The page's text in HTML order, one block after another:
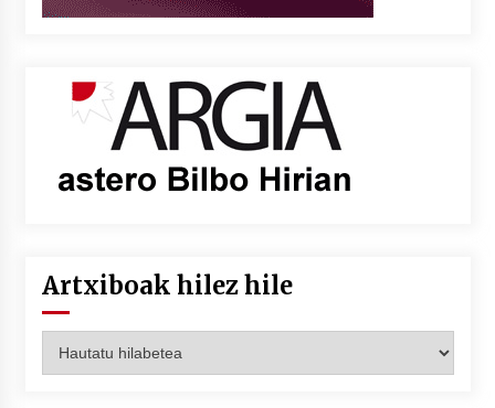
Artxiboak hilez hile
hilez